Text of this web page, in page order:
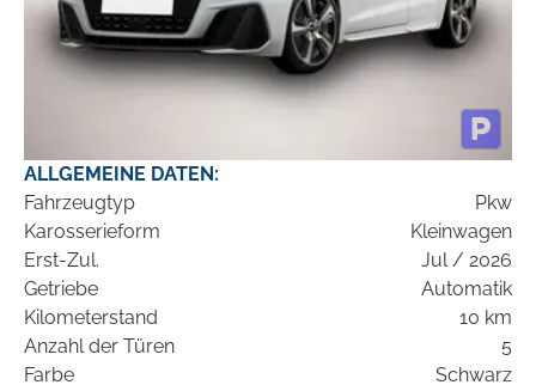
ALLGEMEINE DATEN:
Fahrzeugtyp
Pkw
Karosserieform
Kleinwagen
Erst-Zul.
Jul / 2026
Getriebe
Automatik
Kilometerstand
10 km
Anzahl der Türen
5
Farbe
Schwarz